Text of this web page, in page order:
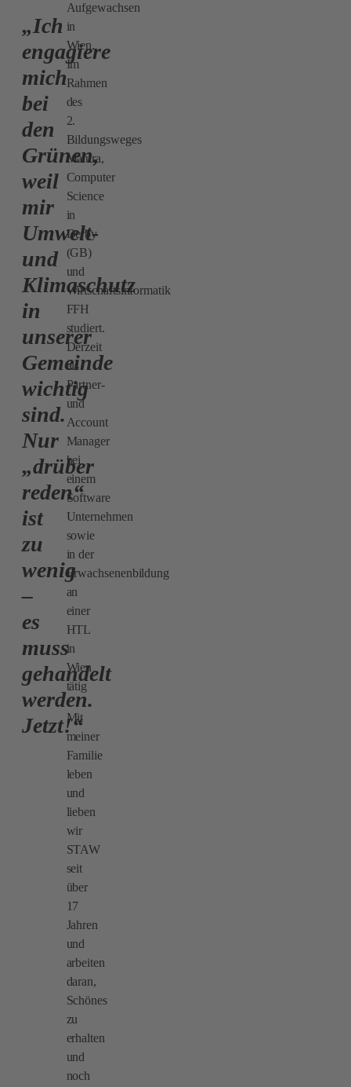
„Ich
engagiere
mich
bei
den
Grünen,
weil
mir
Umwelt-
und
Klimaschutz
in
unserer
Gemeinde
wichtig
sind.
Nur
„drüber
reden“
ist
zu
wenig
–
es
muss
gehandelt
werden.
Jetzt!“
Aufgewachsen
in
Wien.
Im
Rahmen
des
2.
Bildungsweges
Matura,
Computer
Science
in
Derby
(GB)
und
Wirtschaftsinformatik
FFH
studiert.
Derzeit
als
Partner-
und
Account
Manager
bei
einem
Software
Unternehmen
sowie
in der
Erwachsenenbildung
an
einer
HTL
in
Wien
tätig
Mit
meiner
Familie
leben
und
lieben
wir
STAW
seit
über
17
Jahren
und
arbeiten
daran,
Schönes
zu
erhalten
und
noch